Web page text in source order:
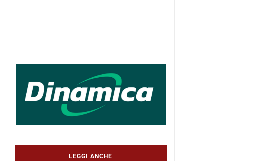
LEGGI ANCHE